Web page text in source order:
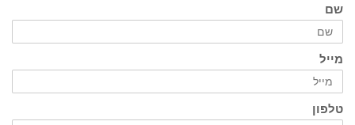
שם
מייל
טלפון